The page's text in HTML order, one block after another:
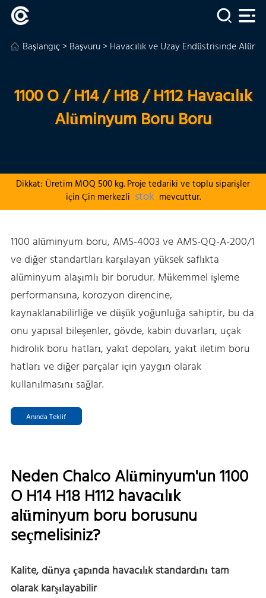
Başlangıç>Başvuru>Havacılık ve Uzay Endüstrisinde
1100 O / H14 / H18 / H112 Havacılık
Alüminyum Boru Boru
Dikkat: Üretim MOQ 500 kg. Proje tedariki ve toplu siparişler
için Çin merkezli stok mevcuttur.
1100 alüminyum boru, AMS-4003 ve AMS-QQ-A-200/1
ve diğer standartları karşılayan yüksek saflıkta
alüminyum alaşımlı bir borudur. Mükemmel işleme
performansına, korozyon direncine,
kaynaklanabilirliğe ve düşük yoğunluğa sahiptir, bu da
onu yapısal bileşenler, gövde, kabin duvarları, uçak
hidrolik boru hatları, yakıt depoları, yakıt iletim boru
hatları ve diğer parçalar için yaygın olarak
kullanılmasını sağlar.
Anında Teklif
Neden Chalco Alüminyum'un 1100
O H14 H18 H112 havacılık
alüminyum boru borusunu
seçmelisiniz?
Kalite, dünya çapında havacılık standardını tam
olarak karşılayabilir